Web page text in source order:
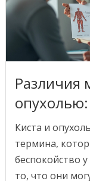
выборе
Исследования
предлагая
для более
Различия
Киста и
термина,
беспокойство
то, что они